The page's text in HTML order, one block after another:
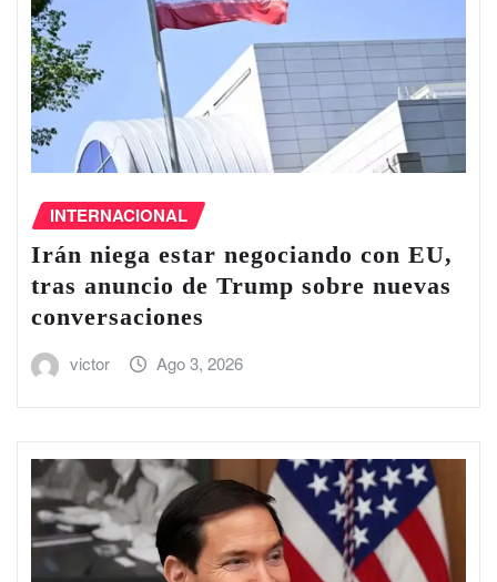
INTERNACIONAL
Irán niega estar negociando con EU,
tras anuncio de Trump sobre nuevas
conversaciones
victor Ago 3, 2026